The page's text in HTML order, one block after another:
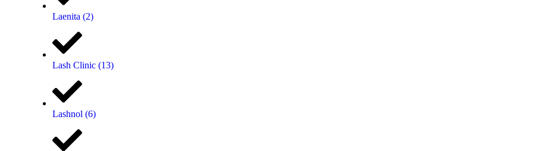
Laenita (2)
Lash Clinic (13)
Lashnol (6)